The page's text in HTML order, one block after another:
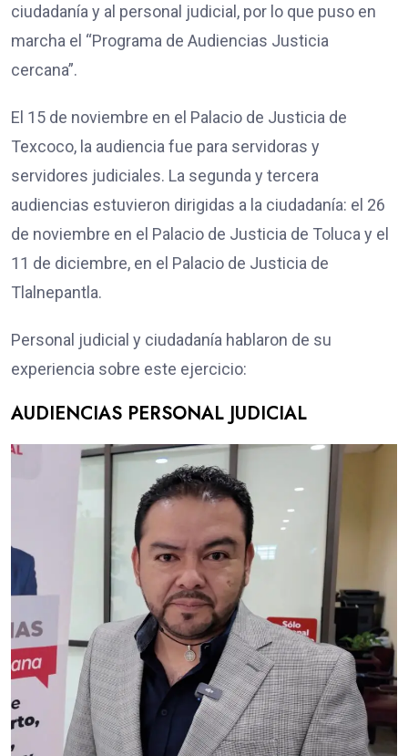
ciudadanía y al personal judicial, por lo que puso en
marcha el “Programa de Audiencias Justicia
cercana”.
El 15 de noviembre en el Palacio de Justicia de
Texcoco, la audiencia fue para servidoras y
servidores judiciales. La segunda y tercera
audiencias estuvieron dirigidas a la ciudadanía: el 26
de noviembre en el Palacio de Justicia de Toluca y el
11 de diciembre, en el Palacio de Justicia de
Tlalnepantla.
Personal judicial y ciudadanía hablaron de su
experiencia sobre este ejercicio:
AUDIENCIAS PERSONAL JUDICIAL